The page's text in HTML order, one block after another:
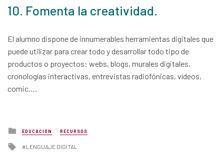
10. Fomenta la creatividad.
El alumno dispone de innumerables herramientas digitales que
puede utilizar para crear todo y desarrollar todo tipo de
productos o proyectos: webs, blogs, murales digitales,
cronologías interactivas, entrevistas radiofónicas, vídeos,
comic….
Posted
in
EDUCACIÓN RECURSOS
Tagged
LENGUAJE DIGITAL